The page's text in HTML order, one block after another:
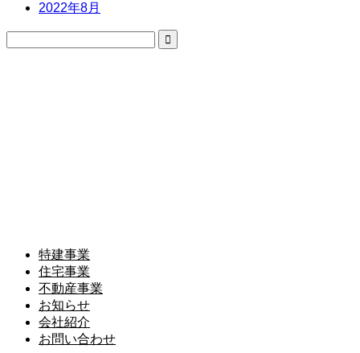
2022年8月
特建事業
住宅事業
不動産事業
お知らせ
会社紹介
お問い合わせ